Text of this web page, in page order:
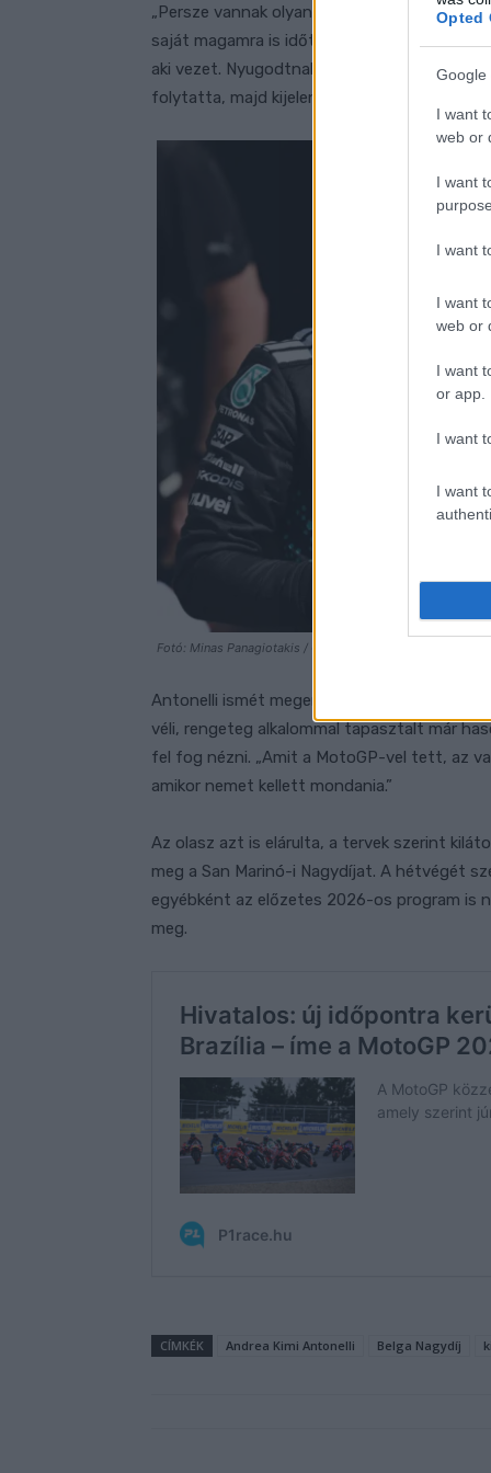
Opted
Google
I want
web or
I want
I want
I want
web or
I want
or app.
I want
I want
„Persze vannak olyan események,
saját magamra is időt kell fordítani. Végső
aki vezet. Nyugodtnak és boldognak kell
folytatta, majd kijelentette, hogy sokkal
Fotó: Minas Panagiotakis / Getty Images / Red Bull Content
Antonelli ismét megerősítette, hogy ez az
véli, rengeteg alkalommal tapasztalt már
fel fog nézni. „Amit a MotoGP-vel tett, az
amikor nemet kellett mondania.”
Az olasz azt is elárulta, a tervek szerint
meg a San Marinó-i Nagydíjat. A hétvégét
egyébként az előzetes 2026-os program is
meg.
CÍMKÉK Andrea Kimi Antonelli Belga Nagydíj